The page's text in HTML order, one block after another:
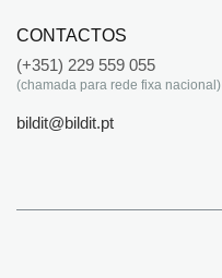
CONTACTOS
(+351) 229 559 055
(chamada para rede fixa nacional)
bildit@bildit.pt